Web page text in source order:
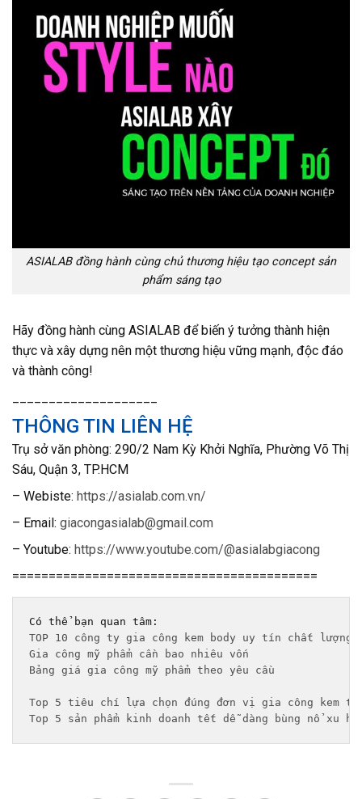
ASIALAB đồng hành cùng chủ thương hiệu tạo concept sản
phẩm sáng tạo
Hãy đồng hành cùng ASIALAB để biến ý tưởng thành hiện
thực và xây dựng nên một thương hiệu vững mạnh, độc đáo
và thành công!
THÔNG TIN LIÊN HỆ
Trụ sở văn phòng: 290/2 Nam Kỳ Khởi Nghĩa, Phường Võ Thị
Sáu, Quận 3, TP.HCM
– Webiste: https://asialab.com.vn/
– Email: giacongasialab@gmail.com
– Youtube: https://www.youtube.com/@asialabgiacong
==========================================
TOP 10 công ty gia công kem body uy tín chất lượng
Gia công mỹ phẩm cần bao nhiêu vốn
Bảng giá gia công mỹ phẩm theo yêu cầu
Top 5 tiêu chí lựa chọn đúng đơn vị gia công kem
Top 5 sản phẩm kinh doanh tết dễ dàng bùng nổ xu